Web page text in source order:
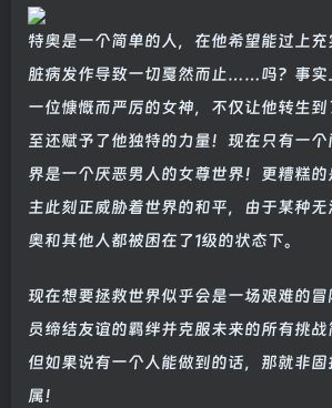
特奥是一个简单的人，在他希望能过上
脏病发作导致一切戛然而止……吗？事实
一位慷慨而严厉的女神，不仅让他转生
至还赋予了他独特的力量！现在只有一
界是一个厌恶男人的女尊世界！更糟糕
主此刻正威胁着世界的和平，由于某种
奥和其他人都被困在了1级的状态下。
现在想要拯救世界似乎会是一场艰难的
员缔结友谊的羁绊并克服未来的所有挑战
但如果说有一个人能做到的话，那就非
属！